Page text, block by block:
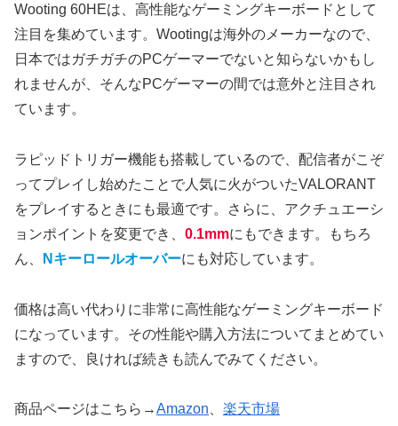
Wooting 60HEは、高性能なゲーミングキーボードとして
注目を集めています。Wootingは海外のメーカーなので、
日本ではガチガチのPCゲーマーでないと知らないかもし
れませんが、そんなPCゲーマーの間では意外と注目され
ています。
ラピッドトリガー機能も搭載しているので、配信者がこぞ
ってプレイし始めたことで人気に火がついたVALORANT
をプレイするときにも最適です。さらに、アクチュエーシ
ョンポイントを変更でき、 0.1mmにもできます。もちろ
ん、
Nキーロールオーバーにも対応しています。
価格は高い代わりに非常に高性能なゲーミングキーボード
になっています。その性能や購入方法についてまとめてい
ますので、良ければ続きも読んでみてください。
商品ページはこちら→Amazon 楽天市場